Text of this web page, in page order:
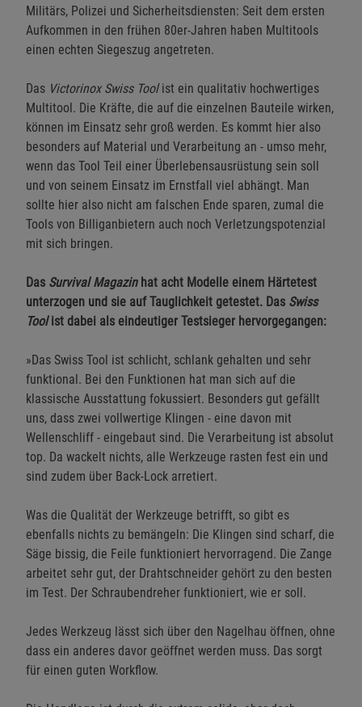
Militärs, Polizei und Sicherheitsdiensten: Seit dem ersten
Aufkommen in den frühen 80er-Jahren haben Multitools
einen echten Siegeszug angetreten.
Das Victorinox Swiss Toolist ein qualitativ hochwertiges
Multitool. Die Kräfte, die auf die einzelnen Bauteile wirken,
können im Einsatz sehr groß werden. Es kommt hier also
besonders auf Material und Verarbeitung an - umso mehr,
wenn das Tool Teil einer Überlebensausrüstung sein soll
und von seinem Einsatz im Ernstfall viel abhängt. Man
sollte hier also nicht am falschen Ende sparen, zumal die
Tools von Billiganbietern auch noch Verletzungspotenzial
mit sich bringen.
Das Survival Magazinhat acht Modelle einem Härtetest
unterzogen und sie auf Tauglichkeit getestet. Das Swiss
Toolist dabei als eindeutiger Testsieger hervorgegangen:
»Das Swiss Tool ist schlicht, schlank gehalten und sehr
funktional. Bei den Funktionen hat man sich auf die
klassische Ausstattung fokussiert. Besonders gut gefällt
uns, dass zwei vollwertige Klingen - eine davon mit
Wellenschliff - eingebaut sind. Die Verarbeitung ist absolut
top. Da wackelt nichts, alle Werkzeuge rasten fest ein und
sind zudem über Back-Lock arretiert.
Was die Qualität der Werkzeuge betrifft, so gibt es
ebenfalls nichts zu bemängeln: Die Klingen sind scharf, die
Säge bissig, die Feile funktioniert hervorragend. Die Zange
arbeitet sehr gut, der Drahtschneider gehört zu den besten
im Test. Der Schraubendreher funktioniert, wie er soll.
Jedes Werkzeug lässt sich über den Nagelhau öffnen, ohne
dass ein anderes davor geöffnet werden muss. Das sorgt
für einen guten Workflow.